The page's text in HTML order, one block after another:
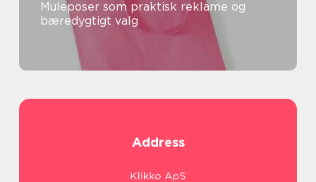
Muleposer som praktisk reklame og
bæredygtigt valg
Address